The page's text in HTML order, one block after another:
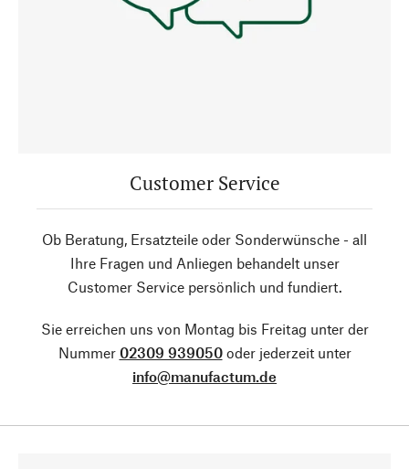
Customer Service
Ob Beratung, Ersatzteile oder Sonderwünsche - all
Ihre Fragen und Anliegen behandelt unser
Customer Service persönlich und fundiert.
Sie erreichen uns von Montag bis Freitag unter der
Nummer 02309 939050oder jederzeit unter
info@manufactum.de